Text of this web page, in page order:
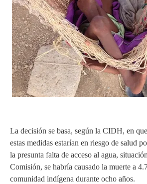
La decisión se basa, según la CIDH, en
estas medidas estarían en riesgo de salud
la presunta falta de acceso al agua,
Comisión, se habría causado la muerte a
comunidad indígena durante ocho años.